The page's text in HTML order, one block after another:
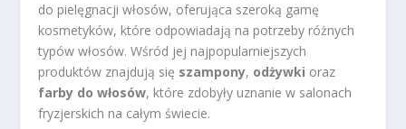
do pielęgnacji włosów, oferująca szeroką gamę
kosmetyków, które odpowiadają na potrzeby różnych
typów włosów. Wśród jej najpopularniejszych
produktów znajdują się szampony, odżywki oraz
farby do włosów, które zdobyły uznanie w salonach
fryzjerskich na całym świecie.